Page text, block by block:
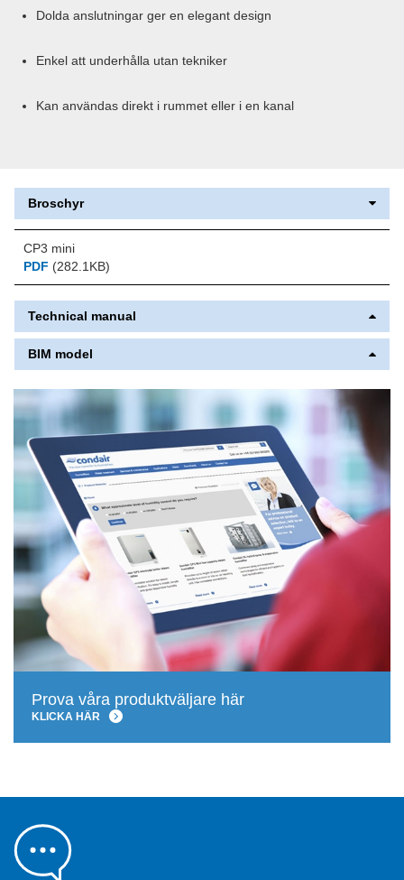
Dolda anslutningar ger en elegant design
Enkel att underhålla utan tekniker
Kan användas direkt i rummet eller i en kanal
Broschyr
CP3 mini
PDF (282.1KB)
Technical manual
BIM model
Prova våra produktväljare här
KLICKA HÄR